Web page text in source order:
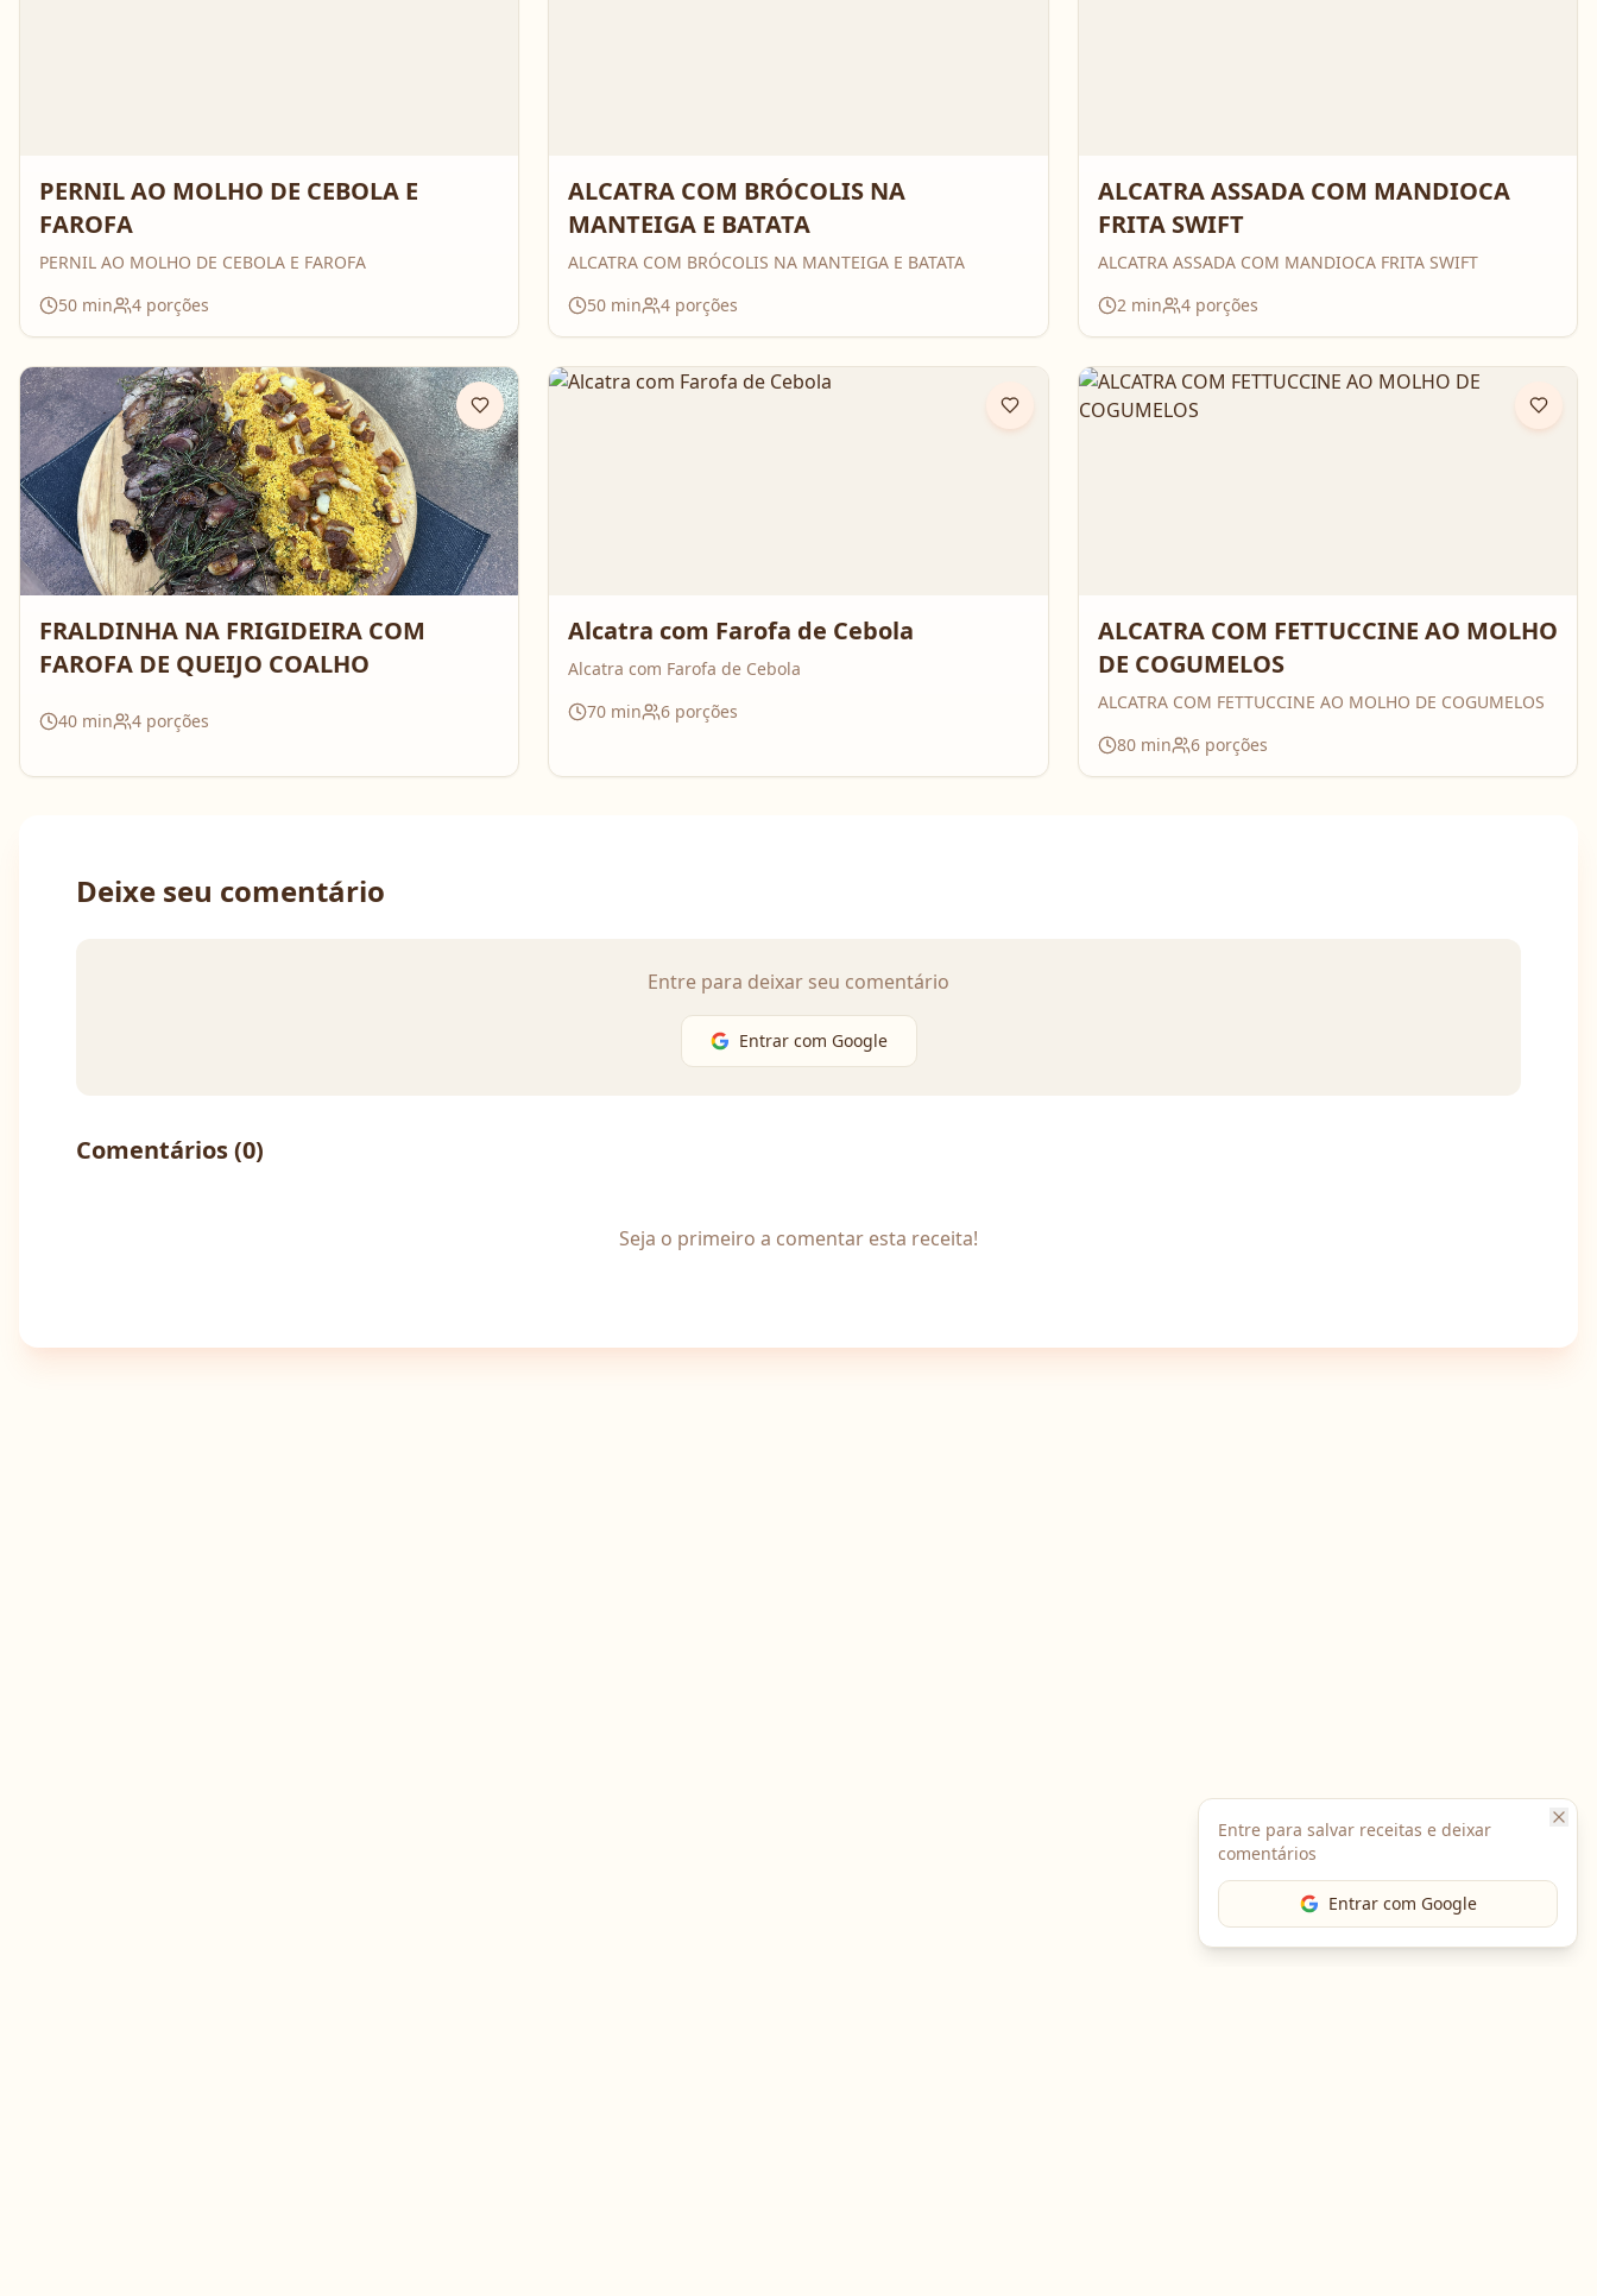
Entre para salvar receitas e deixar
comentários
Entrar com Google
PERNIL AO MOLHO DE CEBOLA E
FAROFA
PERNIL AO MOLHO DE CEBOLA E FAROFA
50 min 4 porções
ALCATRA COM BRÓCOLIS NA
MANTEIGA E BATATA
ALCATRA COM BRÓCOLIS NA MANTEIGA E BATATA
50 min 4 porções
ALCATRA ASSADA COM MANDIOCA
FRITA SWIFT
ALCATRA ASSADA COM MANDIOCA FRITA SWIFT
2min 4porções
FRALDINHA NA FRIGIDEIRA COM
FAROFA DE QUEIJO COALHO
40 min 4 porções
Alcatra com Farofa de Cebola
Alcatra com Farofa de Cebola
70 min 6 porções
ALCATRA COM FETTUCCINE AO MOLHO
DE COGUMELOS
ALCATRA COM FETTUCCINE AO MOLHO DE COGUMELOS
80min 6porções
Deixe seu comentário
Entre para deixar seu comentário
Entrar com Google
Comentários (0)
Seja o primeiro a comentar esta receita!